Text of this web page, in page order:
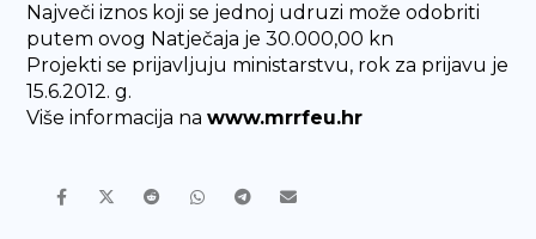
Največi iznos koji se jednoj udruzi može odobriti
putem ovog Natječaja je 30.000,00 kn
Projekti se prijavljuju ministarstvu, rok za prijavu je
15.6.2012. g.
Više informacija nawww.mrrfeu.hr